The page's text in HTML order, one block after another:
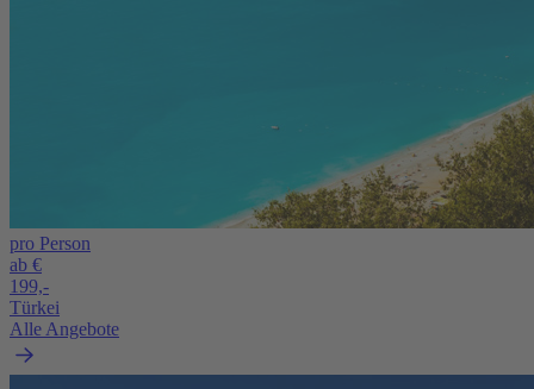
pro Person
ab €
199,-
Türkei
Alle Angebote